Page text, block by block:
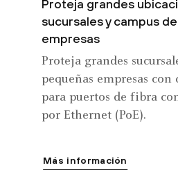
Proteja grandes
sucursales y campus
empresas
Proteja grandes
pequeñas empresas
para puertos de fibra
por Ethernet (PoE).
Más información